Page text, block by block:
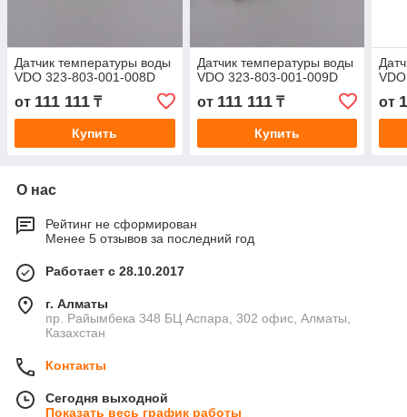
Датчик температуры воды
VDO 323-803-001-008D
от 111 111 ₸
Купить
Датчик температуры воды
VDO 323-803-001-009D
от 111 111₸
Купить
от
О нас
Рейтинг не сформирован
Менее 5 отзывов за последний год
Работает с 28.10.2017
г. Алматы
пр. Райымбека 348 БЦ Аспара, 302 офис, Алматы,
Казахстан
Контакты
Сегодня выходной
Показать весь график работы